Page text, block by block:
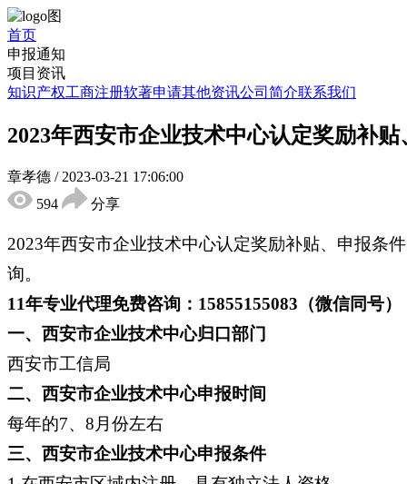
首页
申报通知
项目资讯
知识产权工商注册软著申请其他资讯公司简介联系我们
2023年西安市企业技术中心认定奖励补
章孝德 / 2023-03-21 17:06:00
594
分享
2023年西安市企业技术中心认定奖励补贴、申报条
询。
11年专业代理免费咨询：15855155083（微信同号）
一、西安市企业技术中心归口部门
西安市工信局
二、西安市企业技术中心申报时间
每年的7、8月份左右
三、西安市企业技术中心申报条件